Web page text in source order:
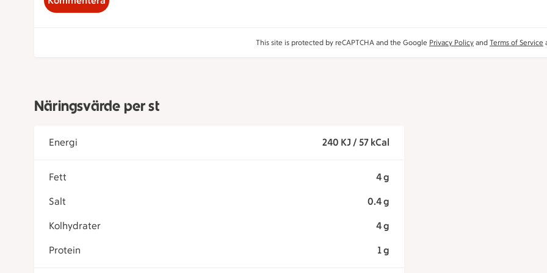
This site is protected by reCAPTCHA and the Google Privacy Policy and Terms of Service
Näringsvärde per st
Energi 240 KJ / 57 kCal
Fett 4 g
Salt 0.4 g
Kolhydrater 4 g
Protein 1 g